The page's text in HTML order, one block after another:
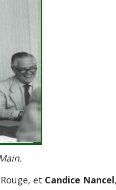
et Candice Nancel